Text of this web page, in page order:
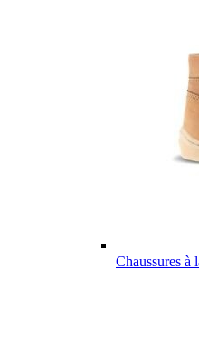
Chaussures à